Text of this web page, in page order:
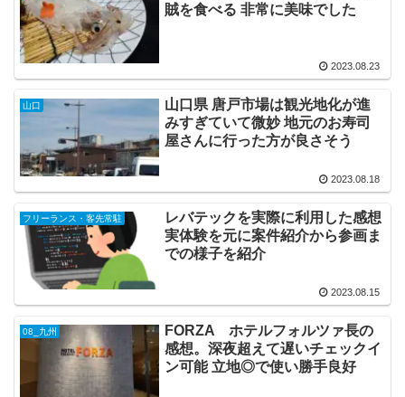
賊を食べる 非常に美味でした
2023.08.23
山口
山口県 唐戸市場は観光地化が進
みすぎていて微妙 地元のお寿司
屋さんに行った方が良さそう
2023.08.18
フリーランス・客先常駐
レバテックを実際に利用した感想
実体験を元に案件紹介から参画ま
での様子を紹介
2023.08.15
08_九州
FORZA ホテルフォルツァ長の
感想。深夜超えて遅いチェックイ
ン可能 立地◎で使い勝手良好